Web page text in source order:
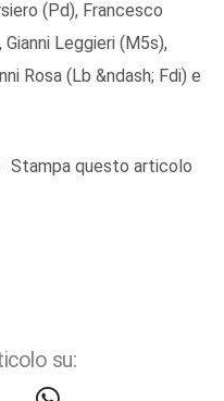
(Pd), Francesco
Leggieri (M5s),
Rosa (Lb &ndash; Fdi) e
Stampa questo articolo
su: